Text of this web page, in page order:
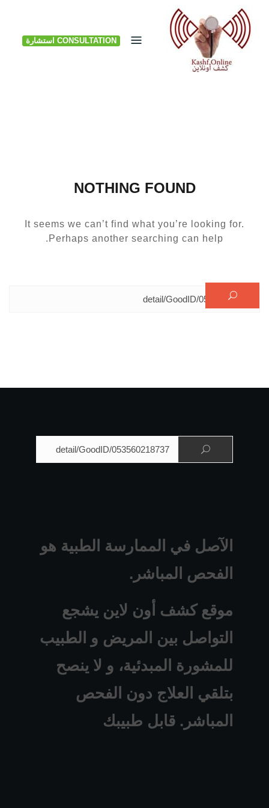
Skip
content
CONSULTATION استشارة
NOTHING FOUND
It seems we can’t find what you’re looking for.
Perhaps another searching can help.
البحث عن:
الآصل في الممارسة الطبية هو
الفحص المباشر.
موقع كشف أون لاين يشجع
التواصل بين المريض و الطبيب
للمشورة المبدئية، و لا ينصح
بتلقي العلاج دون الفحص
المباشر. قابل طبيبك